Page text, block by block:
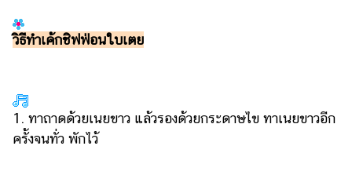
วิธีทำเค้กชิฟฟ่อนใบเตย
1. ทาถาดด้วยเนยขาว แล้วรองด้วยกระดาษไข ทาเนยขาวอีก
ครั้งจนทั่ว พักไว้